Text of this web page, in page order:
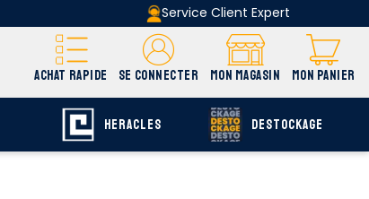
Service Client Expert
ACHAT RAPIDE SE CONNECTER MON MAGASIN MON PANIER
HERACLES DESTOCKAGE